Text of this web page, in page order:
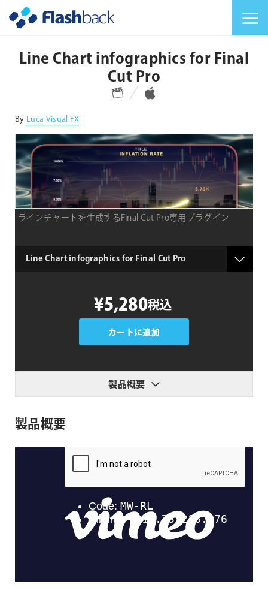
Line Chart infographics for Final
Cut Pro
対応プラットフォーム 対応OS
By Luca Visual FX
ラインチャートを生成するFinal Cut Pro専用プラグイン
type
¥5,280税込
カートに追加
製品概要
製品概要